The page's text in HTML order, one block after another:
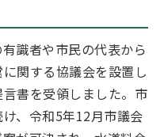
識者や市民の代表から
関する協議会を設置し
書を受領しました。市
、令和5年12月市議会